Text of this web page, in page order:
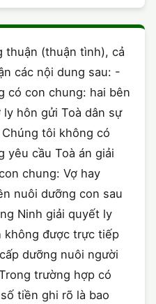
thuận (thuận tình), cả
các nội dung sau: -
có con chung: hai bên
hôn gửi Toà dân sự
tôi không có
yêu cầu Toà án giải
chung: Vợ hay
nuôi dưỡng con sau
Ninh giải quyết ly
không được trực tiếp
dưỡng nuôi người
trường hợp có
tiền ghi rõ là bao